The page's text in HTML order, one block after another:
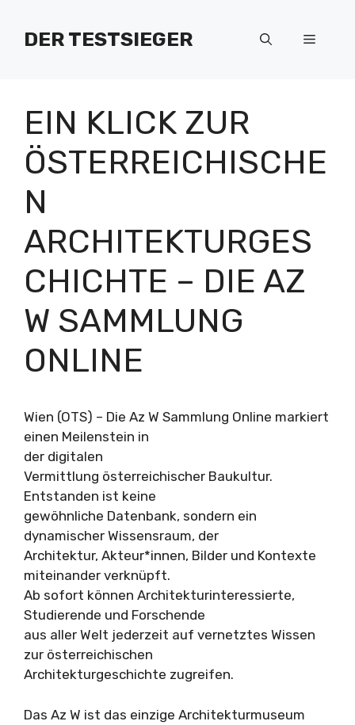
Inhalt
springenDER TESTSIEGER Menü
EIN KLICK ZUR
ÖSTERREICHISCHE
N
ARCHITEKTURGES
CHICHTE – DIE AZ
W SAMMLUNG
ONLINE
Wien (OTS) – Die Az W Sammlung Online markiert
einen Meilenstein in
der digitalen
Vermittlung österreichischer Baukultur.
Entstanden ist keine
gewöhnliche Datenbank, sondern ein
dynamischer Wissensraum, der
Architektur, Akteur*innen, Bilder und Kontexte
miteinander verknüpft.
Ab sofort können Architekturinteressierte,
Studierende und Forschende
aus aller Welt jederzeit auf vernetztes Wissen
zur österreichischen
Architekturgeschichte zugreifen.
Das Az W ist das einzige Architekturmuseum